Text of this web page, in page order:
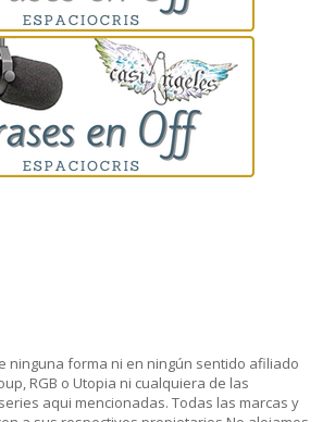
ninguna forma ni en ningún sentido afiliado
RGB o Utopia ni cualquiera de las
aqui mencionadas. Todas las marcas y